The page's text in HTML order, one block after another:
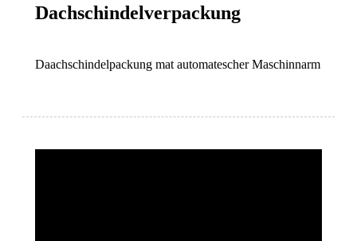
Dachschindelverpackung
Daachschindelpackung mat automatescher Maschinnarm